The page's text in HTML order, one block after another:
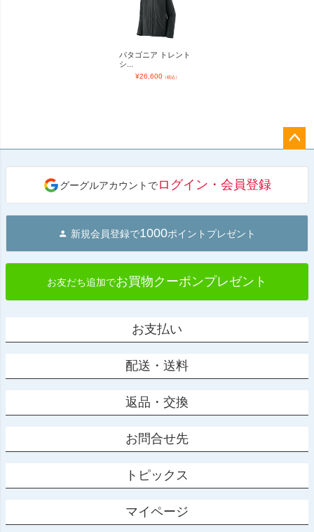
パタゴニア トレント
シ...
¥26,600（税込）
へ
グーグルアカウントでログイン・会員登録
新規会員登録で1000ポイントプレゼント
お友だち追加でお買物クーポンプレゼント
お支払い
配送・送料
返品・交換
お問合せ先
トピックス
マイページ